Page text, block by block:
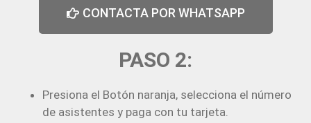
CONTACTA POR WHATSAPP
PASO 2:
Presiona el Botón naranja, selecciona el número
de asistentes y paga con tu tarjeta.